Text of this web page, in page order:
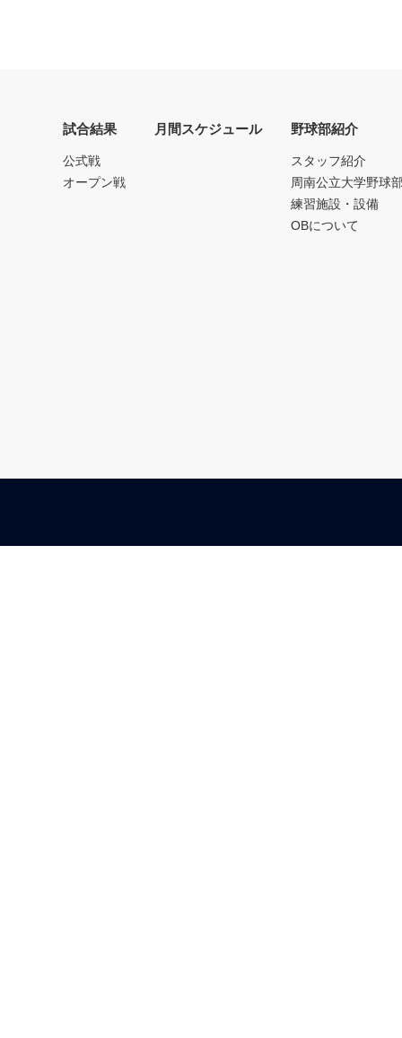
試合結果
公式戦
オープン戦
月間スケジュール 野球部紹介
スタッフ紹介
周南公立大学野球
練習施設・設備
OBについて